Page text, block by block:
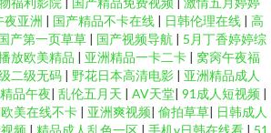
夜亚洲 | 国产精品不卡在线 | 日韩伦理在线 | 高
产第一页草草 | 国产视频导航 | 5月丁香婷婷综
放欧美精品 | 亚洲精品一卡二卡 | 窝窉午夜福
二级无码 | 野花日本高清电影 | 亚洲精品成人
精品午夜| 乱伦五月天 | AV天堂| 91成人短视频 |
美在线不卡 | 亚洲爽视频| 偷拍草草| 日韩成人
频 | 精品成人乱色一区 | 手机v日韩在线看 | 51